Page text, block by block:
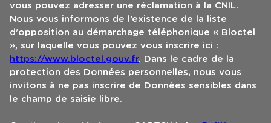
vous pouvez adresser une réclamation à la CNIL.
Nous vous informons de l’existence de la liste
d'opposition au démarchage téléphonique « Bloctel
», sur laquelle vous pouvez vous inscrire ici :
https://www.bloctel.gouv.fr. Dans le cadre de la
protection des Données personnelles, nous vous
invitons à ne pas inscrire de Données sensibles dans
le champ de saisie libre.